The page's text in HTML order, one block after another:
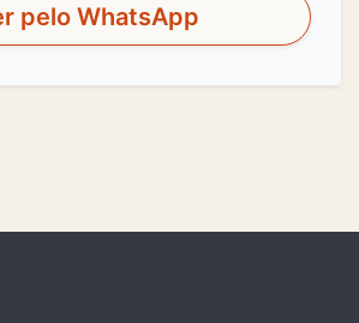
pelo WhatsApp